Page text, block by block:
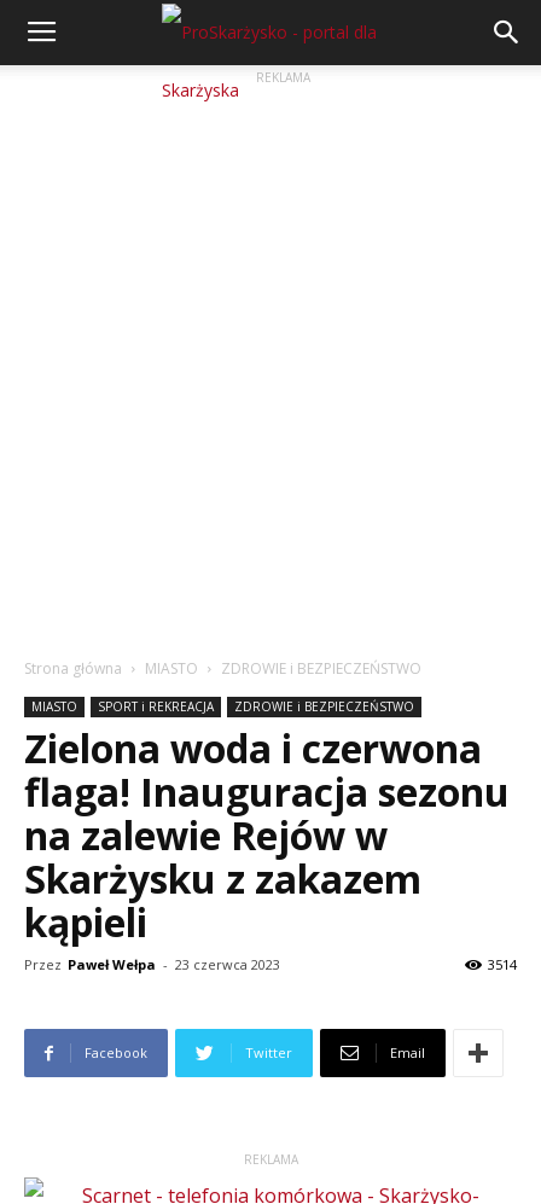
REKLAMA
Strona główna MIASTO ZDROWIE i BEZPIECZEŃSTWO
MIASTO SPORT i REKREACJA ZDROWIE i BEZPIECZEŃSTWO
Zielona woda i czerwona
flaga! Inauguracja sezonu
na zalewie Rejów w
Skarżysku z zakazem
kąpieli
Przez Paweł Wełpa - 23 czerwca 2023 3514
Facebook Twitter Email
REKLAMA